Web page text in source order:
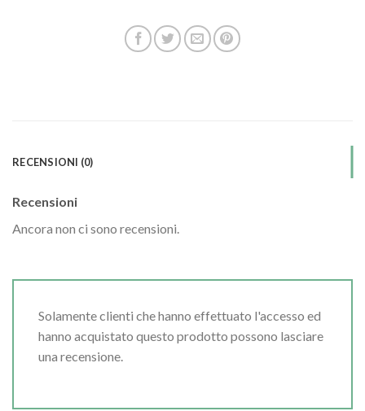
RECENSIONI (0)
Recensioni
Ancora non ci sono recensioni.
Solamente clienti che hanno effettuato l'accesso ed
hanno acquistato questo prodotto possono lasciare
una recensione.